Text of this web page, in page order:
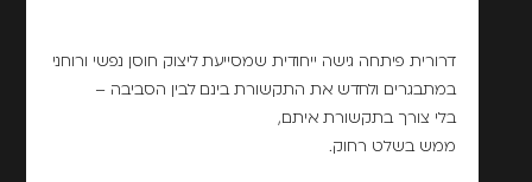
דרורית פיתחה גישה ייחודית שמסייעת ליצוק חוסן נפשי ורוחני
במתבגרים ולחדש את התקשורת בינם לבין הסביבה –
בלי צורך בתקשורת איתם,
ממש בשלט רחוק.